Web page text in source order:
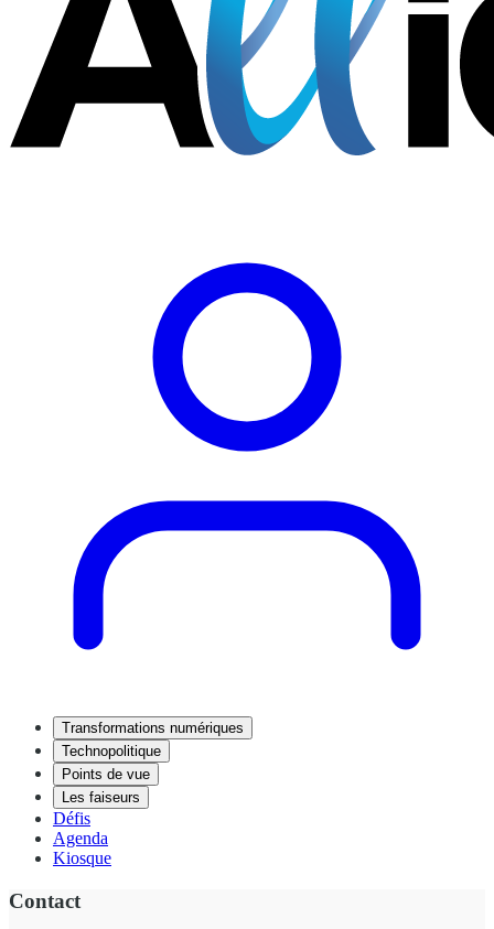
Transformations numériques
Technopolitique
Points de vue
Les faiseurs
Défis
Agenda
Kiosque
Contact